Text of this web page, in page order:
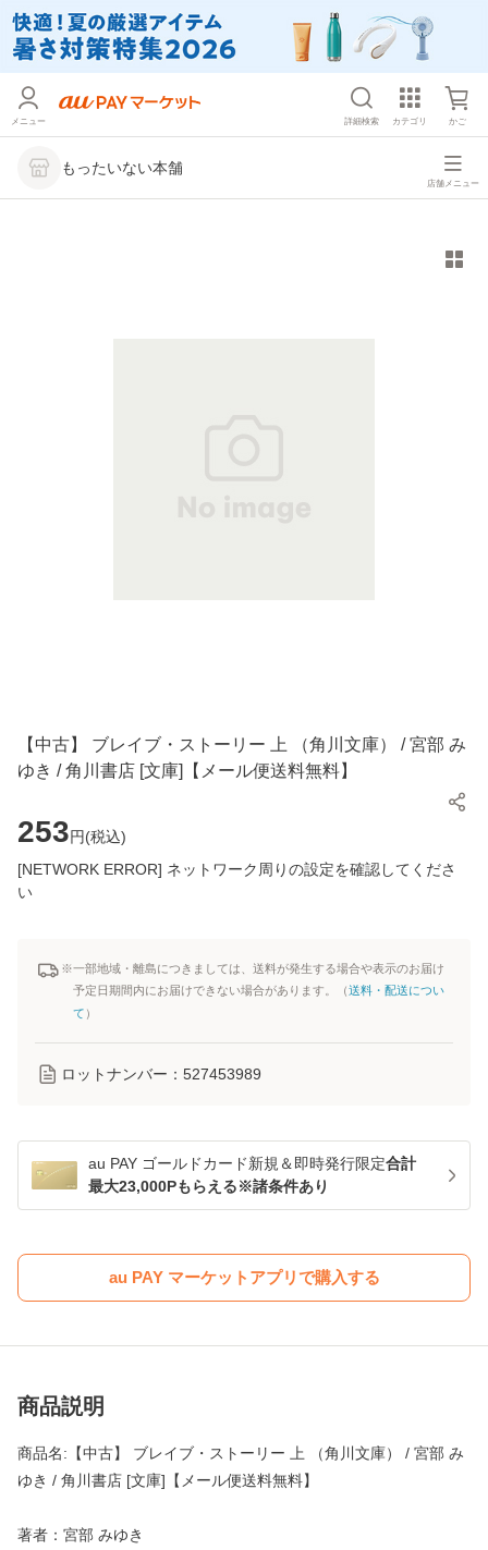
メニュー 詳細検索 カテゴリ かご
もったいない本舗
店舗メニュー
【中古】 ブレイブ・ストーリー 上 （角川文庫） / 宮部 み
ゆき / 角川書店 [文庫]【メール便送料無料】
253円(税込)
[NETWORK ERROR] ネットワーク周りの設定を確認してくださ
い
※一部地域・離島につきましては、送料が発生する場合や表示のお届け
予定日期間内にお届けできない場合があります。（送料・配送につい
て ）
ロットナンバー： 527453989
au PAY ゴールドカード新規＆即時発行限定合計
最大23,000Pもらえる※諸条件あり
au PAY マーケットアプリで購入する
商品説明
商品名:【中古】 ブレイブ・ストーリー 上 （角川文庫） / 宮部 み
ゆき / 角川書店 [文庫]【メール便送料無料】
著者：宮部 みゆき